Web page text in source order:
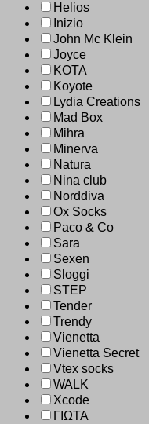
Helios
Inizio
John Mc Klein
Joyce
KOTA
Koyote
Lydia Creations
Mad Box
Mihra
Minerva
Natura
Nina club
Norddiva
Ox Socks
Paco & Co
Sara
Sexen
Sloggi
STEP
Tender
Trendy
Vienetta
Vienetta Secret
Vtex socks
WALK
Xcode
ΓΙΩΤΑ